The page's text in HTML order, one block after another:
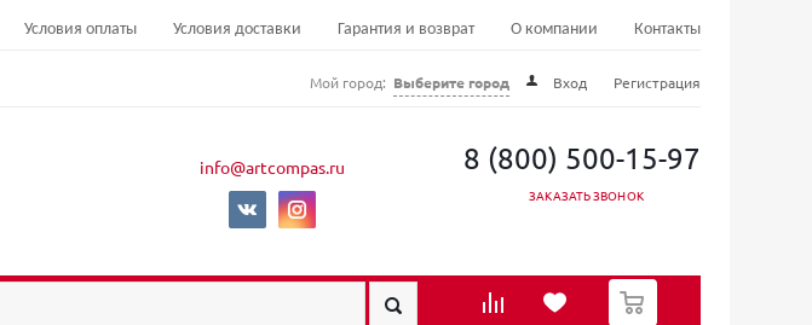
Условия оплаты Условия доставки Гарантия и возврат О компании Контакты
Мой город: Выберите город Вход Регистрация
info@artcompas.ru 8 (800) 500-15-97
ЗАКАЗАТЬ ЗВОНОК
0